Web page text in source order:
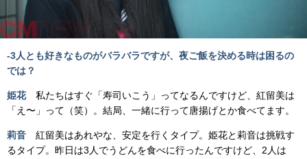
-3人とも好きなものがバラバラですが、夜ご飯を決める時は困るの
では？
姫花 私たちはすぐ「寿司いこう」ってなるんですけど、紅留美は
「え〜」って（笑）。結局、一緒に行って唐揚げとか食べてます。
莉音 紅留美はあれやな、安定を行くタイプ。姫花と莉音は挑戦す
るタイプ。昨日は3人でうどんを食べに行ったんですけど、2人は